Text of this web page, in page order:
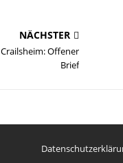
NÄCHSTER
Offener
Brief